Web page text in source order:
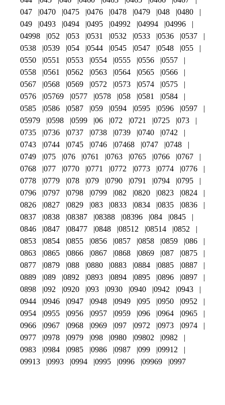
047
0470 0475 0476 0478 0479 048
0480
049
0493 0494 0495 04992 04994
04996
04998
052 053 0531 0532 0533 0536
0537
0538
0539 054 0544 0545 0547 0548
055
0550
0551 0553 0554 0555 0556
0557
0558
0561 0562 0563 0564 0565
0566
0567
0568 0569 0572 0573 0574
0575
0576
05769 0577 0578 058 0581
0584
0585
0586 0587 059 0594 0595 0596
0597
05979
0598 0599 06 072 0721 0725
073
0735
0736 0737 0738 0739 0740
0742
0743
0744 0745 0746 07468 0747
0748
0749
075 076 0761 0763 0765 0766
0767
0768
077 0770 0771 0772 0773 0774
0776
0778
0779 078 079 0790 0791 0794
0795
0796
0797 0798 0799 082 0820 0823
0824
0826
0827 0829 083 0833 0834 0835
0836
0837
0838 08387 08388 08396 084
0845
0846
0847 08477 0848 08512 08514
0852
0853
0854 0855 0856 0857 0858 0859
086
0863
0865 0866 0867 0868 0869 087
0875
0877
0879 088 0880 0883 0884 0885
0887
0889
089 0892 0893 0894 0895 0896
0897
0898
092 0920 093 0930 0940 0942
0943
0944
0946 0947 0948 0949 095 0950
0952
0954
0955 0956 0957 0959 096 0964
0965
0966
0967 0968 0969 097 0972 0973
0974
0977
0978 0979 098 0980 09802
0982
0983
0984 0985 0986 0987 099
09912
09913
0993 0994 0995 0996 09969 0997